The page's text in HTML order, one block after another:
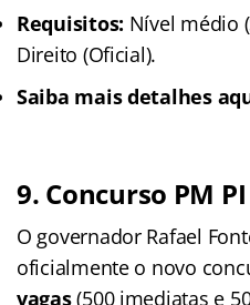
Requisitos: Nível médio
Direito (Oficial).
Saiba mais detalhes
9. Concurso PM
O governador Rafael
oficialmente o novo
vagas(500 imediatas e